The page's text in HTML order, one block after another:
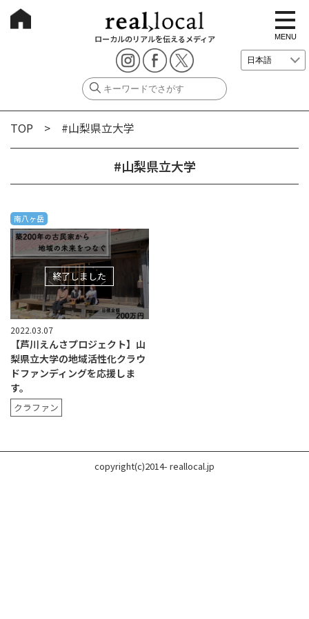
ローカルのリアルを伝えるメディア
t
o
g
g
e
i
i
MENU
TOP > #山梨県立大学
#山梨県立大学
南八ヶ岳
終了しました
2022.03.07
【芦川えんさプロジェクト】山
梨県立大学の地域活性化クラウ
ドファンディングを応援しま
す。
クラファン
copyright(c)2014- reallocal.jp